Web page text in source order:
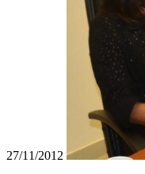
27/11/2012